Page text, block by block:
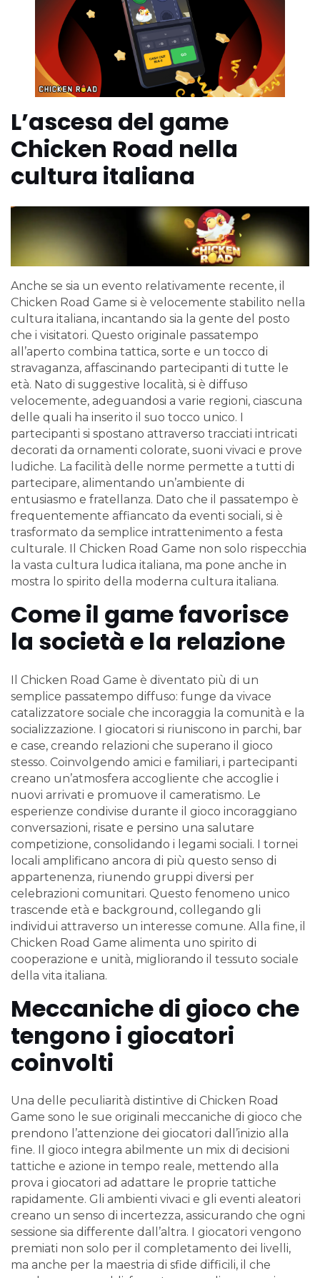
L’ascesa del game
Chicken Road nella
cultura italiana
Anche se sia un evento relativamente recente, il
Chicken Road Game si è velocemente stabilito nella
cultura italiana, incantando sia la gente del posto
che i visitatori. Questo originale passatempo
all’aperto combina tattica, sorte e un tocco di
stravaganza, affascinando partecipanti di tutte le
età. Nato di suggestive località, si è diffuso
velocemente, adeguandosi a varie regioni, ciascuna
delle quali ha inserito il suo tocco unico. I
partecipanti si spostano attraverso tracciati intricati
decorati da ornamenti colorate, suoni vivaci e prove
ludiche. La facilità delle norme permette a tutti di
partecipare, alimentando un’ambiente di
entusiasmo e fratellanza. Dato che il passatempo è
frequentemente affiancato da eventi sociali, si è
trasformato da semplice intrattenimento a festa
culturale. Il Chicken Road Game non solo rispecchia
la vasta cultura ludica italiana, ma pone anche in
mostra lo spirito della moderna cultura italiana.
Come il game favorisce
la società e la relazione
Il Chicken Road Game è diventato più di un
semplice passatempo diffuso: funge da vivace
catalizzatore sociale che incoraggia la comunità e la
socializzazione. I giocatori si riuniscono in parchi, bar
e case, creando relazioni che superano il gioco
stesso. Coinvolgendo amici e familiari, i partecipanti
creano un’atmosfera accogliente che accoglie i
nuovi arrivati e promuove il cameratismo. Le
esperienze condivise durante il gioco incoraggiano
conversazioni, risate e persino una salutare
competizione, consolidando i legami sociali. I tornei
locali amplificano ancora di più questo senso di
appartenenza, riunendo gruppi diversi per
celebrazioni comunitari. Questo fenomeno unico
trascende età e background, collegando gli
individui attraverso un interesse comune. Alla fine, il
Chicken Road Game alimenta uno spirito di
cooperazione e unità, migliorando il tessuto sociale
della vita italiana.
Meccaniche di gioco che
tengono i giocatori
coinvolti
Una delle peculiarità distintive di Chicken Road
Game sono le sue originali meccaniche di gioco che
prendono l’attenzione dei giocatori dall’inizio alla
fine. Il gioco integra abilmente un mix di decisioni
tattiche e azione in tempo reale, mettendo alla
prova i giocatori ad adattare le proprie tattiche
rapidamente. Gli ambienti vivaci e gli eventi aleatori
creano un senso di incertezza, assicurando che ogni
sessione sia differente dall’altra. I giocatori vengono
premiati non solo per il completamento dei livelli,
ma anche per la maestria di sfide difficili, il che